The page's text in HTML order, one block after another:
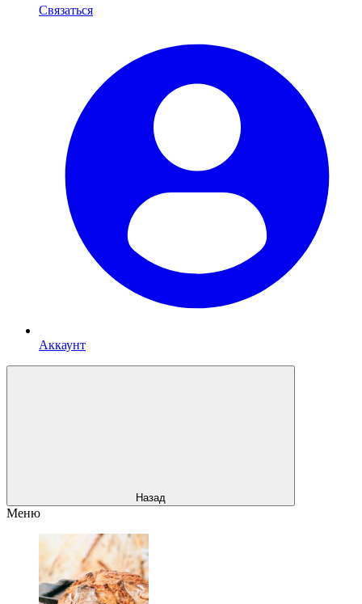
Связаться
Аккаунт
Назад
Меню